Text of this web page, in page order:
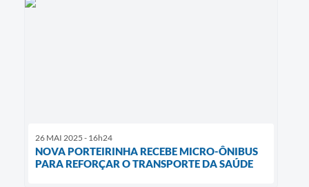
26 MAI 2025 - 16h24
NOVA PORTEIRINHA RECEBE MICRO-ÔNIBUS
PARA REFORÇAR O TRANSPORTE DA SAÚDE